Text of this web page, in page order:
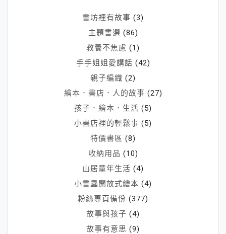
書坊裡有故事 (3)
主題書選 (86)
教養不焦慮 (1)
手手姐姐愛講話 (42)
親子編織 (2)
繪本．書店．人的故事 (27)
孩子．繪本．生活 (5)
小書店裡的輕鬆事 (5)
特價書區 (8)
收納用品 (10)
山居童年生活 (4)
小書蟲開放式繪本 (4)
粉絲專頁備份 (377)
故事與孩子 (4)
故事有意思 (9)